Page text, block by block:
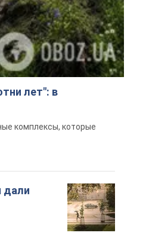
лет": в
комплексы, которые
дали